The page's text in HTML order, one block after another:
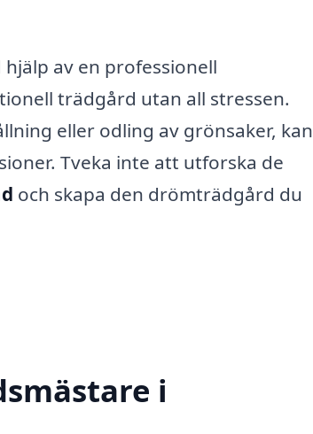
av en professionell
trädgård utan all stressen.
eller odling av grönsaker, kan
Tveka inte att utforska de
och skapa den drömträdgård du
i